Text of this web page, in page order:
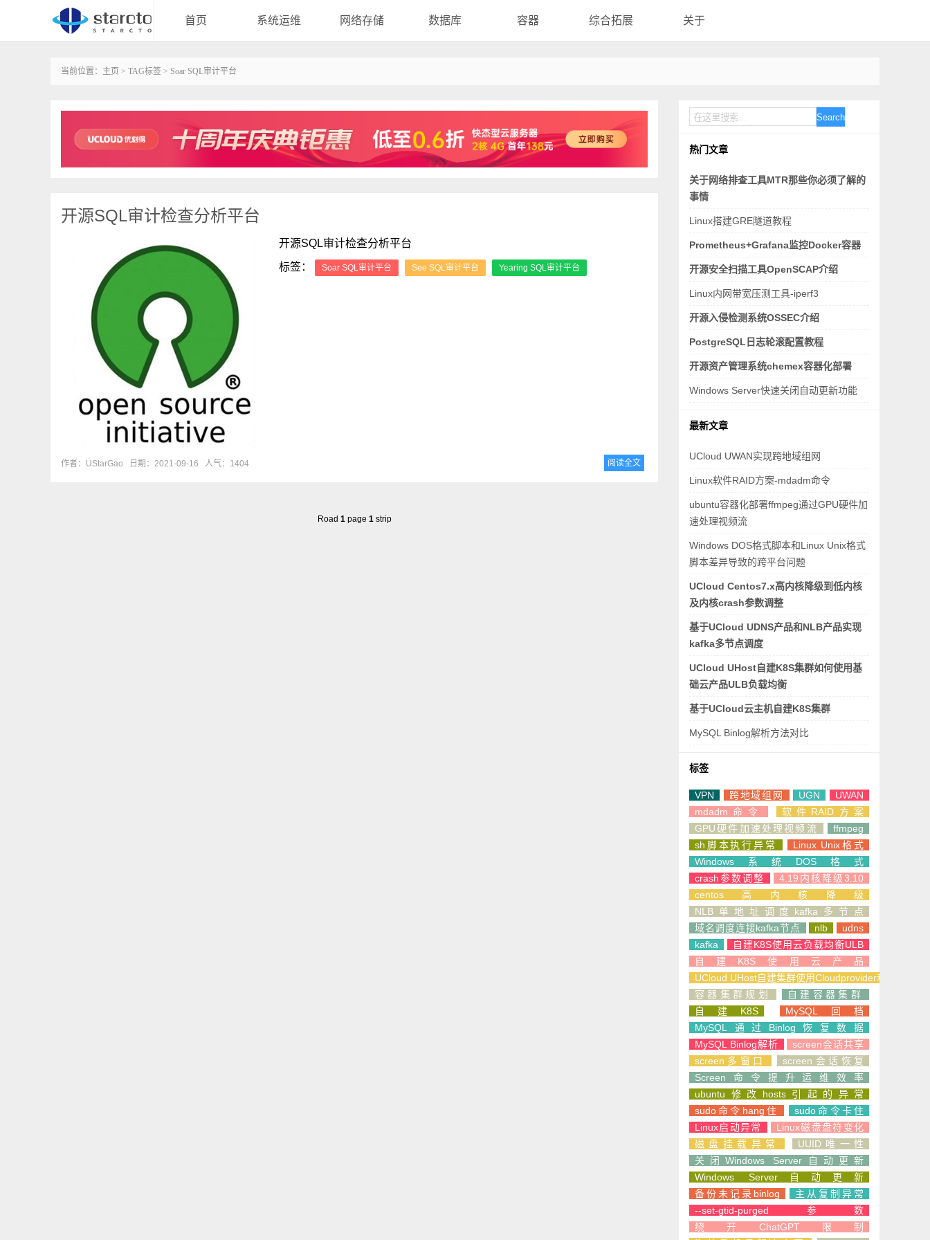
首页 系统运维 网络存储 数据库 容器 综合拓展 关于
当前位置： 主页 > TAG标签 > Soar SQL审计平台
开源SQL审计检查分析平台
开源SQL审计检查分析平台
标签：
Soar SQL审计平台 See SQL审计平台 Yearing SQL审计平台
作者：UStarGao 日期：2021-09-16 人气：1404 阅读全文
Road 1 page 1 strip
Search
热门文章
关于网络排查工具MTR那些你必须了解的
事情
Linux搭建GRE隧道教程
Prometheus+Grafana监控Docker容器
开源安全扫描工具OpenSCAP介绍
Linux内网带宽压测工具-iperf3
开源入侵检测系统OSSEC介绍
PostgreSQL日志轮滚配置教程
开源资产管理系统chemex容器化部署
Windows Server快速关闭自动更新功能
最新文章
UCloud UWAN实现跨地域组网
Linux软件RAID方案-mdadm命令
ubuntu容器化部署ffmpeg通过GPU硬件加
速处理视频流
Windows DOS格式脚本和Linux Unix格式
脚本差异导致的跨平台问题
UCloud Centos7.x高内核降级到低内核
及内核crash参数调整
基于UCloud UDNS产品和NLB产品实现
kafka多节点调度
UCloud UHost自建K8S集群如何使用基
础云产品ULB负载均衡
基于UCloud云主机自建K8S集群
MySQL Binlog解析方法对比
标签
VPN 跨地域组网 UGN
UWAN
mdadm命令
软件RAID方案
GPU硬件加速处理视频流
ffmpeg
sh脚本执行异常
Linux Unix格式
Windows系统DOS格式
crash参数调整
4.19内核降级3.10
centos高内核降级
NLB单地址调度kafka多节点
域名调度连接kafka节点
nlb
udns
kafka
自建K8S使用云负载均衡ULB
自建K8S使用云产品
UCloud UHost自建集群使用Cloudprovider和CSI
容器集群规划
自建容器集群
自建K8S
MySQL回档
MySQL通过Binlog恢复数据
MySQL Binlog解析
screen会话共享
screen多窗口
screen会话恢复
Screen命令提升运维效率
ubuntu修改hosts引起的异常
sudo命令hang住
sudo命令卡住
Linux启动异常
Linux磁盘盘符变化
磁盘挂载异常
UUID唯一性
关闭Windows Server自动更新
Windows Server自动更新
备份未记录binlog
主从复制异常
--set-gtid-purged参数
绕开ChatGPT限制